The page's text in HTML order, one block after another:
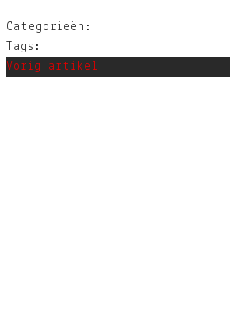
Categorieën:
Tags:
Vorig artikel